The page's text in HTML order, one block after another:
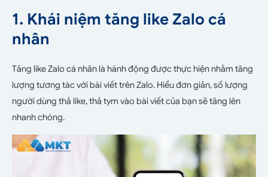
1. Khái niệm tăng like Zalo cá
nhân
Tăng like Zalo cá nhân là hành động được thực hiện nhằm tăng
lượng tương tác với bài viết trên Zalo. Hiểu đơn giản, số lượng
người dùng thả like, thả tym vào bài viết của bạn sẽ tăng lên
nhanh chóng.